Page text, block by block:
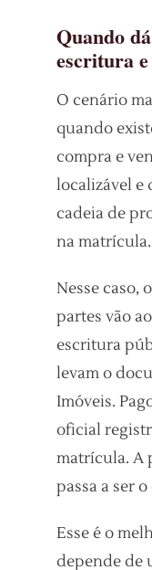
Quando
escritura
O cenário
quando
compra e
localizável e
cadeia de
na matrícula.
Nesse caso,
partes vão
escritura
levam o
Imóveis.
oficial
matrícula. A
passa a ser
Esse é o
depende de